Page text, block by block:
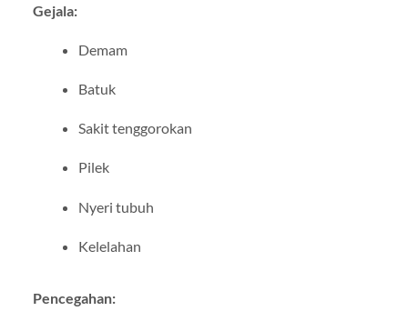
Gejala:
Demam
Batuk
Sakit tenggorokan
Pilek
Nyeri tubuh
Kelelahan
Pencegahan: